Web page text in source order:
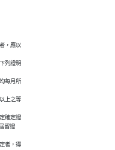
，應以
列證明
每月所
上之等
確定證
留證
者，得